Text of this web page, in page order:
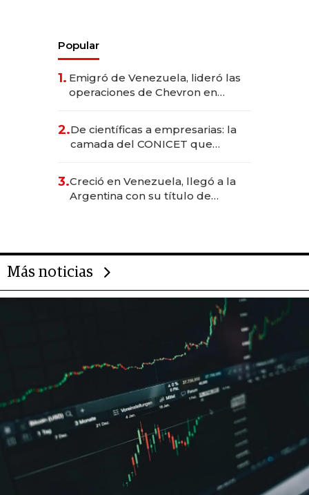
Popular
1. Emigró de Venezuela, lideró las
operaciones de Chevron en
2.De científicas a empresarias: la
camada del CONICET que
3.Creció en Venezuela, llegó a la
Argentina con su título de
Más noticias